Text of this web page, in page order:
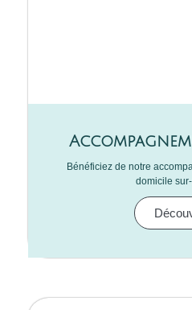
Bénéficiez de notre
domicile